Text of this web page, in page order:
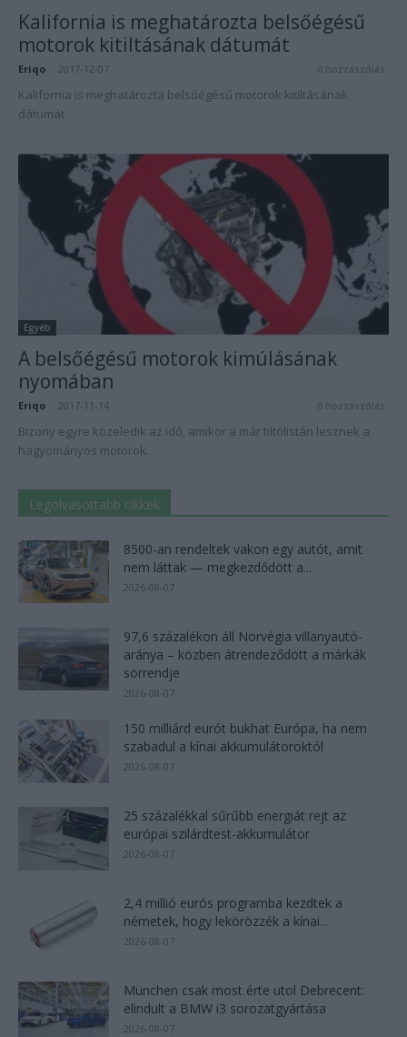
Kalifornia is meghatározta belsőégésű
motorok kitiltásának dátumát
Eriqo 2017-12-07 0 hozzászólás
Kalifornia is meghatározta belsőégésű motorok kitiltásának
dátumát
Egyéb
A belsőégésű motorok kimúlásának
nyomában
Eriqo 2017-11-14 0 hozzászólás
Bizony egyre közeledik az idő, amikor a már tiltólistán lesznek a
hagyományos motorok.
Legolvasottabb cikkek
8500-an rendeltek vakon egy autót, amit
nem láttak — megkezdődött a...
2026-08-07
97,6 százalékon áll Norvégia villanyautó-
aránya – közben átrendeződött a márkák
sorrendje
2026-08-07
150 milliárd eurót bukhat Európa, ha nem
szabadul a kínai akkumulátoroktól
2026-08-07
25 százalékkal sűrűbb energiát rejt az
európai szilárdtest-akkumulátor
2026-08-07
2,4 millió eurós programba kezdtek a
németek, hogy lekörözzék a kínai...
2026-08-07
München csak most érte utol Debrecent:
elindult a BMW i3 sorozatgyártása
2026-08-07